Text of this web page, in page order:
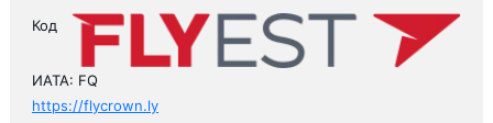
Код
ИАТА: FQ
https://flycrown.ly